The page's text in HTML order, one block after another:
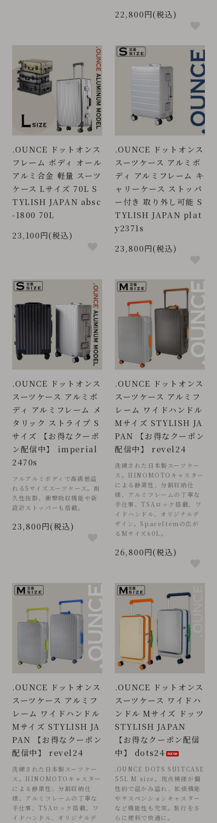
22,800円(税込)
.OUNCE ドットオンス
フレーム ボディ オール
アルミ合金 軽量 スーツ
ケース Lサイズ 70L S
TYLISH JAPAN absc
-1800 70L
23,100円(税込)
.OUNCE ドットオンス
スーツケース アルミボ
ディ アルミフレーム キ
ャリーケース ストッパ
ー付き 取り外し可能 S
TYLISH JAPAN plat
y2371s
23,800円(税込)
.OUNCE ドットオンス
スーツケース アルミボ
ディ アルミフレーム メ
タリック ストライプ S
サイズ 【お得なクーポ
ン配信中】 imperial
2470s
フルアルミボディで高級感溢
れるSサイズスーツケース。耐
久性抜群、衝撃吸収機能や新
設計ストッパーも搭載。
23,800円(税込)
.OUNCE ドットオンス
スーツケース アルミフ
レーム ワイドハンドル
Mサイズ STYLISH JA
PAN 【お得なクーポン
配信中】 revel24
洗練された日本製スーツケー
ス。HINOMOTOキャスター
による静粛性、分割収納仕
様、アルミフレームの丁寧な
手仕事、TSAロック搭載、ワ
イドハンドル、オリジナルデ
ザイン。SpaceItemの広が
るMサイズ60L。
26,800円(税込)
.OUNCE ドットオンス
スーツケース アルミフ
レーム ワイドハンドル
Mサイズ STYLISH JA
PAN 【お得なクーポン
配信中】 revel24
洗練された日本製スーツケー
ス。HINOMOTOキャスター
による静粛性、分割収納仕
様、アルミフレームの丁寧な
手仕事、TSAロック搭載、ワ
イドハンドル、オリジナルデ
.OUNCE ドットオンス
スーツケース ワイドハ
ンドル Mサイズ ドッツ
STYLISH JAPAN
【お得なクーポン配信
中】 dots24
.OUNCE DOTS SUITCASE
55L M size。斑点模様が個
性的で温かみ溢れ、拡張機能
やサスペンションキャスター
など機能性も充実。旅行をさ
らに便利で快適に。